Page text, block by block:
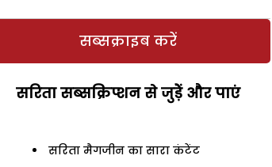
सब्सक्राइब करें
सरिता सब्सक्रिप्शन से जुड़ेें और पाएं
सरिता मैगजीन का सारा कंटेंट